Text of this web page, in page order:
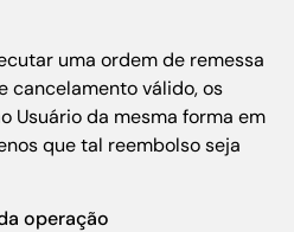
uma ordem de remessa
cancelamento válido, os
Usuário da mesma forma em
que tal reembolso seja
operação